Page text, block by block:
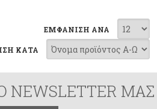
ΕΜΦΑΝΙΣΗ ΑΝΑ
ΚΑΤΑ
NEWSLETTER ΜΑΣ